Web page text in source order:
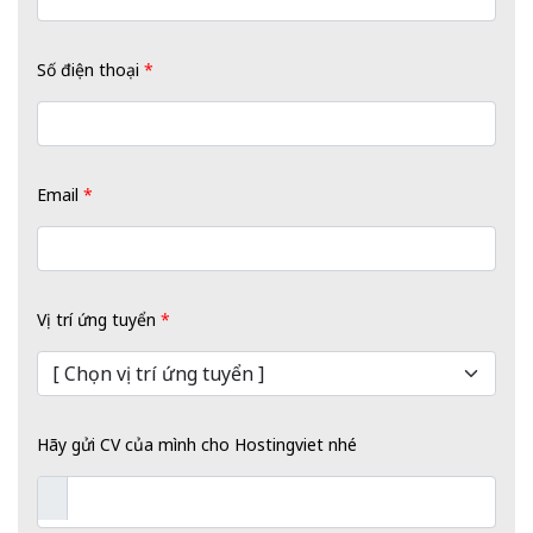
Số điện thoại *
Email *
Vị trí ứng tuyển *
Hãy gửi CV của mình cho Hostingviet nhé